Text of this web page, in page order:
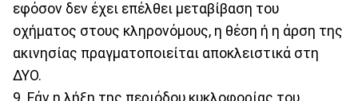
εφόσον δεν έχει επέλθει μεταβίβαση του
οχήματος στους κληρονόμους, η θέση ή η άρση της
ακινησίας πραγματοποιείται αποκλειστικά στη
ΔΥΟ.
9. Εάν η λήξη της περιόδου κυκλοφορίας του